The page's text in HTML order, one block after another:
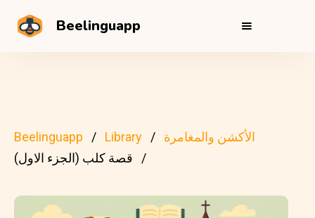
Beelinguapp
Beelinguapp Library
الأكشن والمغامرة
قصة كلب (الجزء الاول)